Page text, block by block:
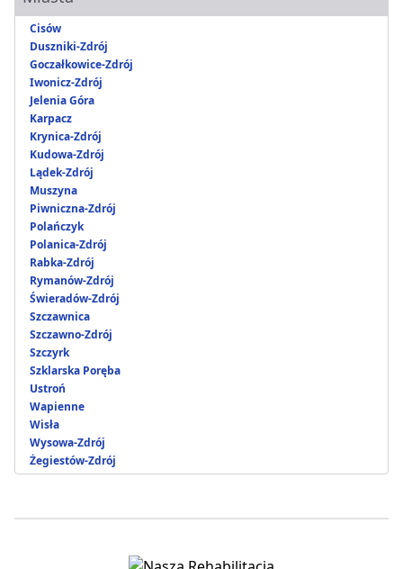
Cisów
Duszniki-Zdrój
Goczałkowice-Zdrój
Iwonicz-Zdrój
Jelenia Góra
Karpacz
Krynica-Zdrój
Kudowa-Zdrój
Lądek-Zdrój
Muszyna
Piwniczna-Zdrój
Polańczyk
Polanica-Zdrój
Rabka-Zdrój
Rymanów-Zdrój
Świeradów-Zdrój
Szczawnica
Szczawno-Zdrój
Szczyrk
Szklarska Poręba
Ustroń
Wapienne
Wisła
Wysowa-Zdrój
Żegiestów-Zdrój